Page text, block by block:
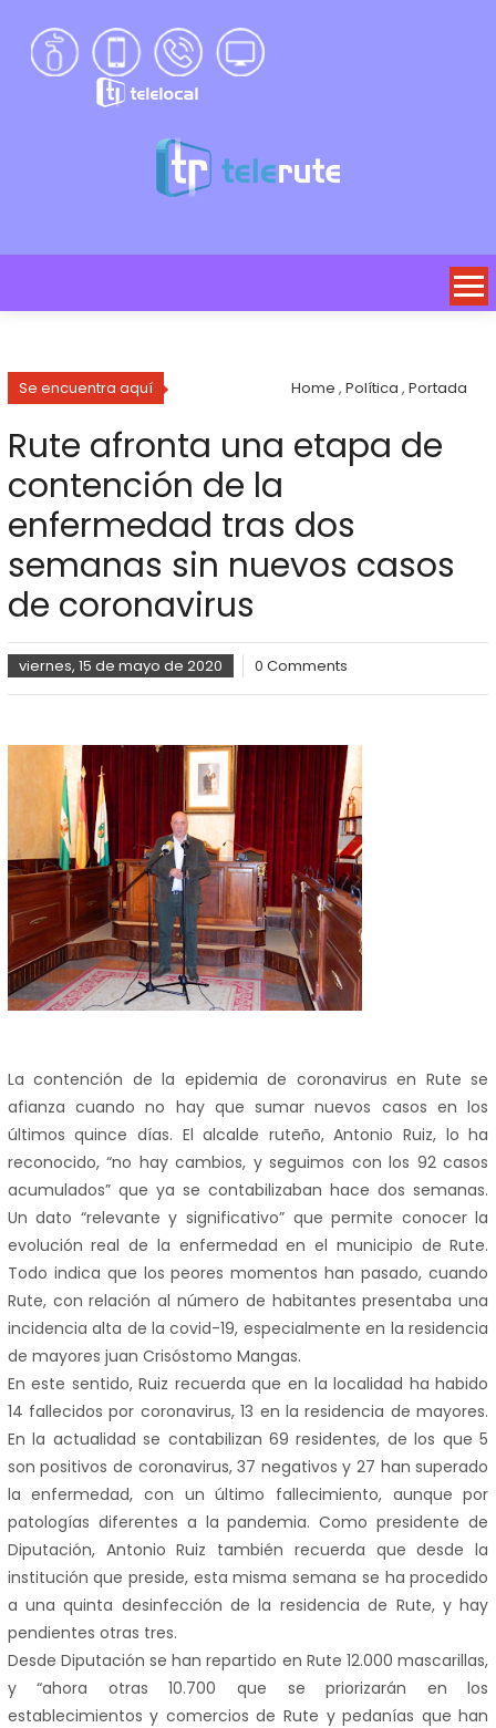
Se encuentra aquí Home ,Política ,Portada
Rute afronta una etapa de
contención de la
enfermedad tras dos
semanas sin nuevos casos
de coronavirus
viernes, 15 de mayo de 2020 0 Comments
La contención de la epidemia de coronavirus en Rute se
afianza cuando no hay que sumar nuevos casos en los
últimos quince días. El alcalde ruteño, Antonio Ruiz, lo ha
reconocido, “no hay cambios, y seguimos con los 92 casos
acumulados” que ya se contabilizaban hace dos semanas.
Un dato “relevante y significativo” que permite conocer la
evolución real de la enfermedad en el municipio de Rute.
Todo indica que los peores momentos han pasado, cuando
Rute, con relación al número de habitantes presentaba una
incidencia alta de la covid-19, especialmente en la residencia
de mayores juan Crisóstomo Mangas.
En este sentido, Ruiz recuerda que en la localidad ha habido
14 fallecidos por coronavirus, 13 en la residencia de mayores.
En la actualidad se contabilizan 69 residentes, de los que 5
son positivos de coronavirus, 37 negativos y 27 han superado
la enfermedad, con un último fallecimiento, aunque por
patologías diferentes a la pandemia. Como presidente de
Diputación, Antonio Ruiz también recuerda que desde la
institución que preside, esta misma semana se ha procedido
a una quinta desinfección de la residencia de Rute, y hay
pendientes otras tres.
Desde Diputación se han repartido en Rute 12.000 mascarillas,
y “ahora otras 10.700 que se priorizarán en los
establecimientos y comercios de Rute y pedanías que han